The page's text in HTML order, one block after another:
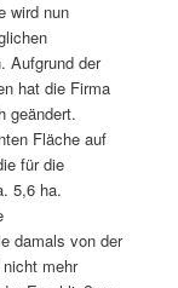
wird nun
Aufgrund der
hat die Firma
geändert.
Fläche auf
für die
5,6 ha.
damals von der
mehr